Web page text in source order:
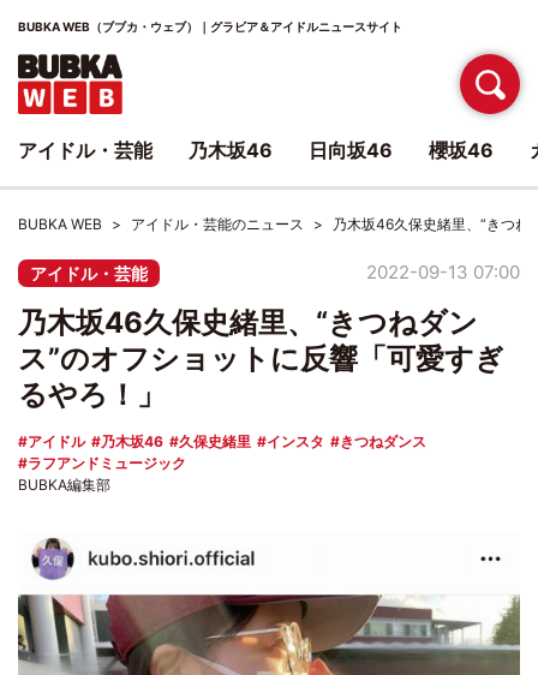
BUBKA WEB（ブブカ・ウェブ）｜グラビア＆アイドルニュースサイト
BUBKA WEB アイドル・芸能のニュース 乃木坂46久保史緒里、“きつね
アイドル・芸能 2022-09-13 07:00
乃木坂46久保史緒里、“きつねダン
ス”のオフショットに反響「可愛すぎ
るやろ！」
アイドル 乃木坂46 久保史緒里 インスタ
きつねダンス
ラフアンドミュージック
BUBKA編集部
アイドル・芸能 乃木坂46 日向坂46 櫻坂46